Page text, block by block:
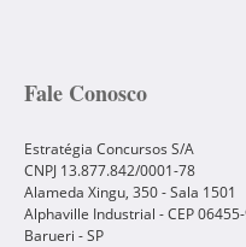
Fale Conosco
Estratégia Concursos S/A
CNPJ 13.877.842/0001-78
Alameda Xingu, 350 - Sala 1501
Alphaville Industrial - CEP
Barueri -SP